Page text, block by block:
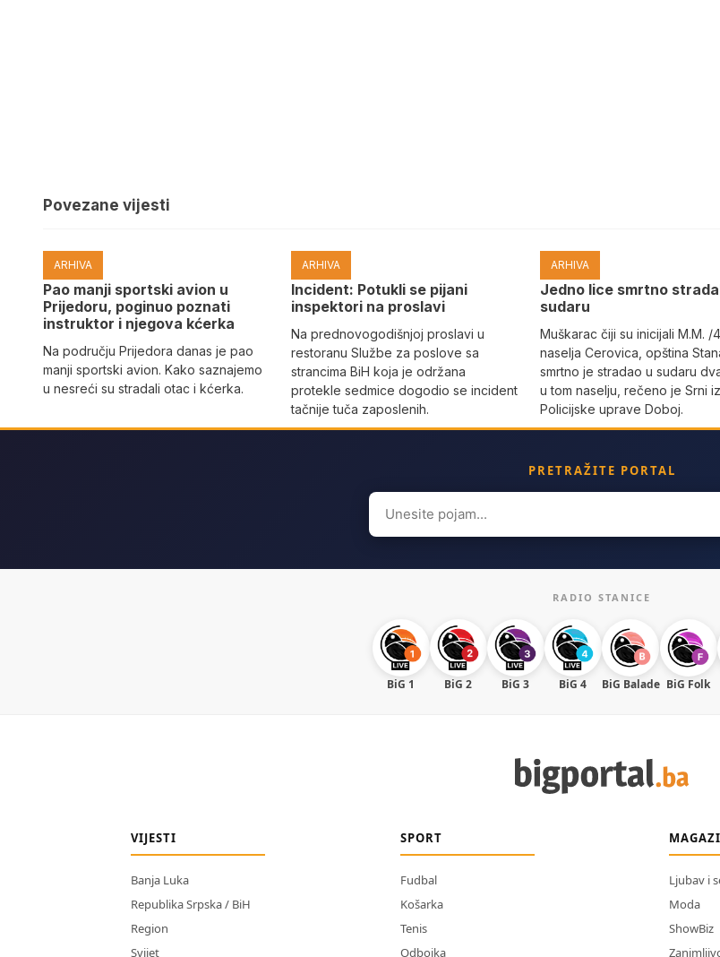
Povezane vijesti
ARHIVA
Pao manji sportski avion u
Prijedoru, poginuo poznati
instruktor i njegova kćerka
Na području Prijedora danas je pao
manji sportski avion. Kako saznajemo
u nesreći su stradali otac i kćerka.
ARHIVA
Incident: Potukli se pijani
inspektori na proslavi
Na prednovogodišnjoj proslavi u
restoranu Službe za poslove sa
strancima BiH koja je održana
protekle sedmice dogodio se incident
tačnije tuča zaposlenih.
ARHIVA
Јedno lice smrtno
sudaru
Muškarac čiji su inicijali M.M. /
naselja Cerovica, opština
smrtno je stradao u sudaru
u tom naselju, rečeno je Srni iz
Policijske uprave Doboj.
PRETRAŽITE PORTAL
Search
for:
RADIO STANICE
BiG 1 BiG 2 BiG 3 BiG 4 BiG Balade BiG Folk
VIJESTI
Banja Luka
Republika Srpska / BiH
Region
Svijet
SPORT
Fudbal
Košarka
Tenis
Odbojka
Ljubav i
Moda
ShowBiz